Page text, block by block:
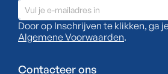
Door op Inschrijven te klikken, ga
Algemene Voorwaarden.
Contacteer ons